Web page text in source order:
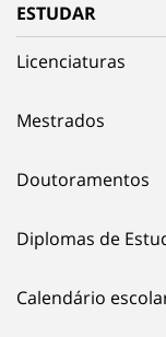
ESTUDAR
Licenciaturas
Mestrados
Doutoramentos
Diplomas de
Calendário